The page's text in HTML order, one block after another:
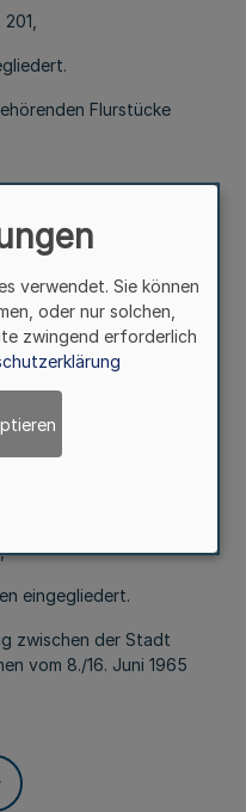
Flurstücke
314, 338,
405, 407, 412 bis 418,
177, 228, 235, 237, 240,
eingegliedert.
zwischen der Stadt
vom 8./16. Juni 1965
verwendet. Sie können
oder nur solchen,
zwingend erforderlich